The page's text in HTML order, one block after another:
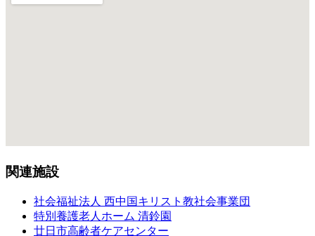
関連施設
社会福祉法人 西中国キリスト教社会事業団
特別養護老人ホーム 清鈴園
廿日市高齢者ケアセンター